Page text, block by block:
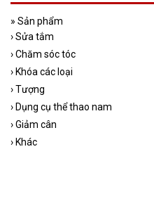
» Sản phẩm
›Sửa tắm
›Chăm sóc tóc
› Khóa các loại
›Tượng
› Dụng cụ thể thao nam
›Giảm cân
› Khác